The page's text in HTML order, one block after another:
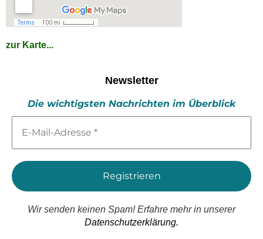
zur Karte...
Newsletter
Die wichtigsten Nachrichten im Überblick
Mail-
*
Wir senden keinen Spam! Erfahre mehr in unserer
Datenschutzerklärung.